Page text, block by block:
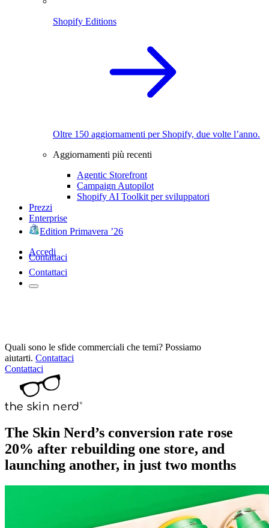
Shopify Editions
Oltre 150 aggiornamenti per Shopify, due volte l’anno.
Aggiornamenti più recenti
Agentic Storefront
Campaign Autopilot
Shopify AI Toolkit per sviluppatori
Prezzi
Enterprise
Edition Primavera ’26
Accedi
Contattaci
Contattaci
Quali sono le sfide commerciali che temi? Possiamo
aiutarti. Contattaci
Contattaci
The Skin Nerd’s conversion rate rose
20% after rebuilding one store, and
launching another, in just two months